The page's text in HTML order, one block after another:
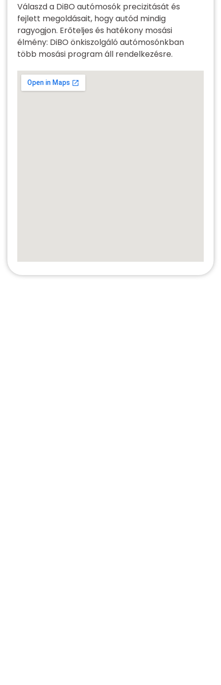
Válaszd a DiBO autómosók precizitását és
fejlett megoldásait, hogy autód mindig
ragyogjon. Erőteljes és hatékony mosási
élmény: DiBO önkiszolgáló autómosónkban
több mosási program áll rendelkezésre.